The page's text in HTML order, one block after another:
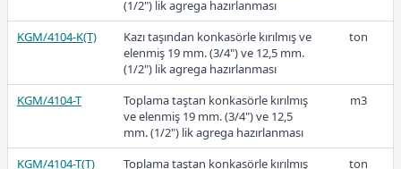
22,43
(1/2") lik agrega hazırlanması
KGM/4104-K(T)
Kazı taşından konkasörle kırılmış ve
elenmiş 19 mm. (3/4") ve 12,5 mm.
(1/2") lik agrega hazırlanması
ton
KGM/4104-T
Toplama taştan konkasörle kırılmış
ve elenmiş 19 mm. (3/4") ve 12,5
mm. (1/2") lik agrega hazırlanması
m3
KGM/4104-T(T)
Toplama taştan konkasörle kırılmış
ton